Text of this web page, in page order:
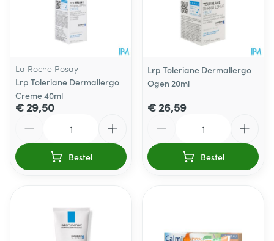
La Roche Posay
Lrp Toleriane Dermallergo
Creme 40ml
€ 29,50
Bestel
Lrp Toleriane Dermallergo
Ogen 20ml
€ 26,59
Bestel